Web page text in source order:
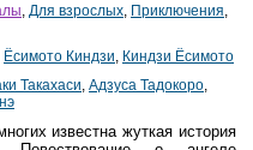
, Для взрослых, Приключения,
Ёсимото Киндзи, Киндзи Ёсимото
Такахаси, Адзуса Тадокоро,
известна жуткая история